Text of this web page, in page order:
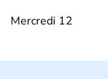
Mercredi 12